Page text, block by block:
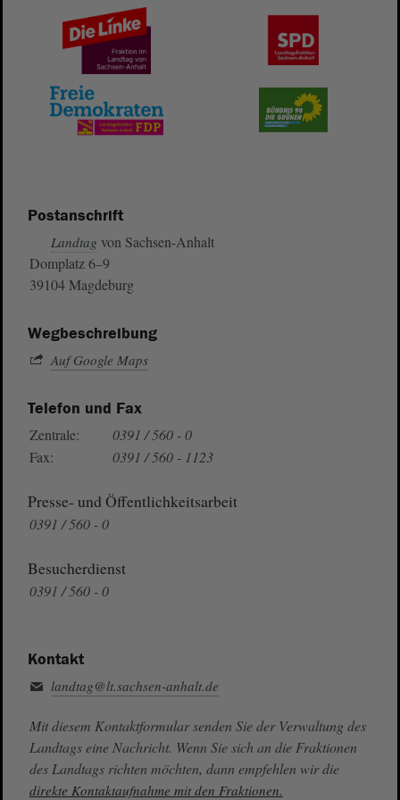
Postanschrift
Landtag von Sachsen-Anhalt
Domplatz 6–9
39104 Magdeburg
Wegbeschreibung
Auf Google Maps
Telefon und Fax
Zentrale:
0391 / 560 - 0
Fax:
0391 / 560 - 1123
Presse- und Öffentlichkeitsarbeit
0391 / 560 - 0
Besucherdienst
0391 / 560 - 0
Kontakt
landtag@lt.sachsen-anhalt.de
Mit diesem Kontaktformular senden Sie der Verwaltung des
Landtags eine Nachricht. Wenn Sie sich an die Fraktionen
des Landtags richten möchten, dann empfehlen wir die
direkte Kontaktaufnahme mit den Fraktionen.